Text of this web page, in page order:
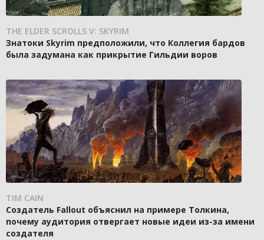
THE ELDER SCROLLS V: SKYRIM
Знатоки Skyrim предположили, что Коллегия бардов
была задумана как прикрытие Гильдии воров
TIM CAIN
Создатель Fallout объяснил на примере Толкина,
почему аудитория отвергает новые идеи из-за имени
создателя